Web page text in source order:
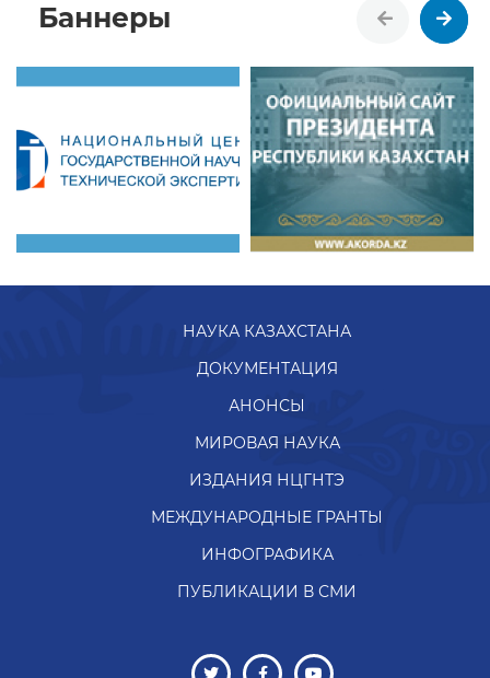
Баннеры
НАУКА КАЗАХСТАНА
ДОКУМЕНТАЦИЯ
АНОНСЫ
МИРОВАЯ НАУКА
ИЗДАНИЯ НЦГНТЭ
МЕЖДУНАРОДНЫЕ ГРАНТЫ
ИНФОГРАФИКА
ПУБЛИКАЦИИ В СМИ